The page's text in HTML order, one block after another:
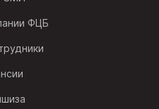
ФЦБ